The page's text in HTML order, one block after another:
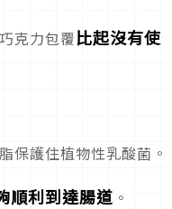
克力包覆比起沒有使
保護住植物性乳酸菌。
順利到達腸道 。